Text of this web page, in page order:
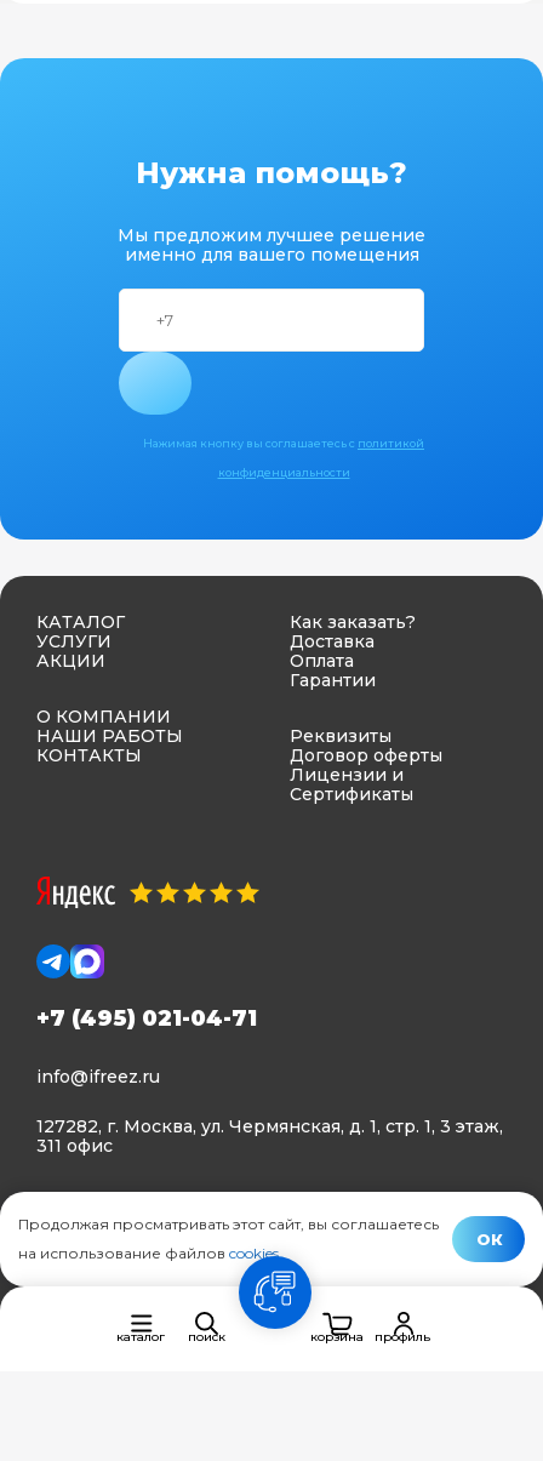
Нужна помощь?
Мы предложим лучшее решение
именно для вашего помещения
Нажимая кнопку вы соглашаетесь с политикой
конфиденциальности
КАТАЛОГ
УСЛУГИ
АКЦИИ
О КОМПАНИИ
НАШИ РАБОТЫ
КОНТАКТЫ
Как заказать?
Доставка
Оплата
Гарантии
Реквизиты
Договор оферты
Лицензии и
Сертификаты
+7 (495) 021-04-71
info@ifreez.ru
127282, г. Москва, ул. Чермянская, д. 1, стр. 1, 3 этаж,
311 офис
Политика конфиденциальности
Политика использования Cookies
© Ifreez - продажа и установка климатической техники,
каталог поиск
связь
корзина
профиль
Продолжая просматривать этот сайт, вы соглашаетесь
на использование файлов cookies.
ОК